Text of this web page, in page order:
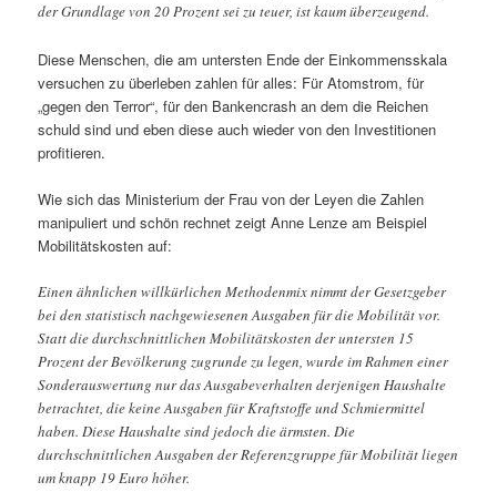
der Grundlage von 20 Prozent sei zu teuer, ist kaum überzeugend.
Diese Menschen, die am untersten Ende der Einkommensskala
versuchen zu überleben zahlen für alles: Für Atomstrom, für
„gegen den Terror“, für den Bankencrash an dem die Reichen
schuld sind und eben diese auch wieder von den Investitionen
profitieren.
Wie sich das Ministerium der Frau von der Leyen die Zahlen
manipuliert und schön rechnet zeigt Anne Lenze am Beispiel
Mobilitätskosten auf:
Einen ähnlichen willkürlichen Methodenmix nimmt der Gesetzgeber
bei den statistisch nachgewiesenen Ausgaben für die Mobilität vor.
Statt die durchschnittlichen Mobilitätskosten der untersten 15
Prozent der Bevölkerung zugrunde zu legen, wurde im Rahmen einer
Sonderauswertung nur das Ausgabeverhalten derjenigen Haushalte
betrachtet, die keine Ausgaben für Kraftstoffe und Schmiermittel
haben. Diese Haushalte sind jedoch die ärmsten. Die
durchschnittlichen Ausgaben der Referenzgruppe für Mobilität liegen
um knapp 19 Euro höher.